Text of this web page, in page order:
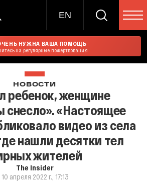
EN
НУЖНА ВАША ПОМОЩЬ
на регулярные пожертвования
НОВОСТИ
ребенок, женщине
снесло». «Настоящее
видео из села
нашли десятки тел
жителей
The Insider
10 апреля 2022 г., 17:13